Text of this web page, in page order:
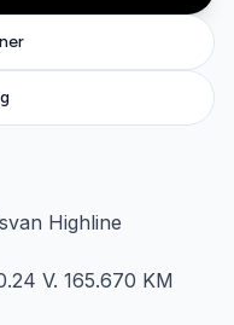
Highline
V. 165.670 KM